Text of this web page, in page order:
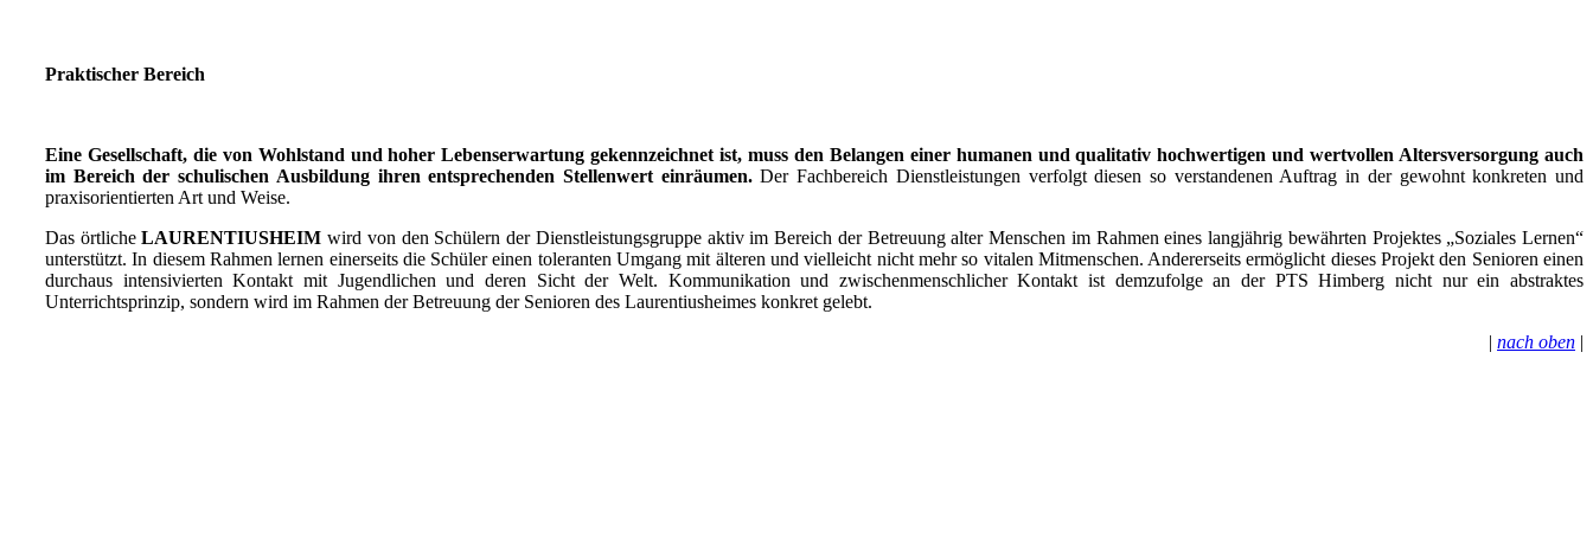
Praktischer Bereich
Eine Gesellschaft, die von Wohlstand und hoher Lebenserwartung gekennzeichnet ist, muss den Belangen einer humanen und qualitativ hochwertigen und wertvollen Altersversorgung auch
im Bereich der schulischen Ausbildung ihren entsprechenden Stellenwert einräumen.Der Fachbereich Dienstleistungen verfolgt diesen so verstandenen Auftrag in der gewohnt konkreten und
praxisorientierten Art und Weise.
Das örtlicheLAURENTIUSHEIM wird von den Schülern der Dienstleistungsgruppe aktiv im Bereich der Betreuung alter Menschen im Rahmen eines langjährig bewährten Projektes „Soziales Lernen“
unterstützt. In diesem Rahmen lernen einerseits die Schüler einen toleranten Umgang mit älteren und vielleicht nicht mehr so vitalen Mitmenschen. Andererseits ermöglicht dieses Projekt den Senioren einen
durchaus intensivierten Kontakt mit Jugendlichen und deren Sicht der Welt. Kommunikation und zwischenmenschlicher Kontakt ist demzufolge an der PTS Himberg nicht nur ein abstraktes
Unterrichtsprinzip, sondern wird im Rahmen der Betreuung der Senioren des Laurentiusheimes konkret gelebt.
| nach oben |